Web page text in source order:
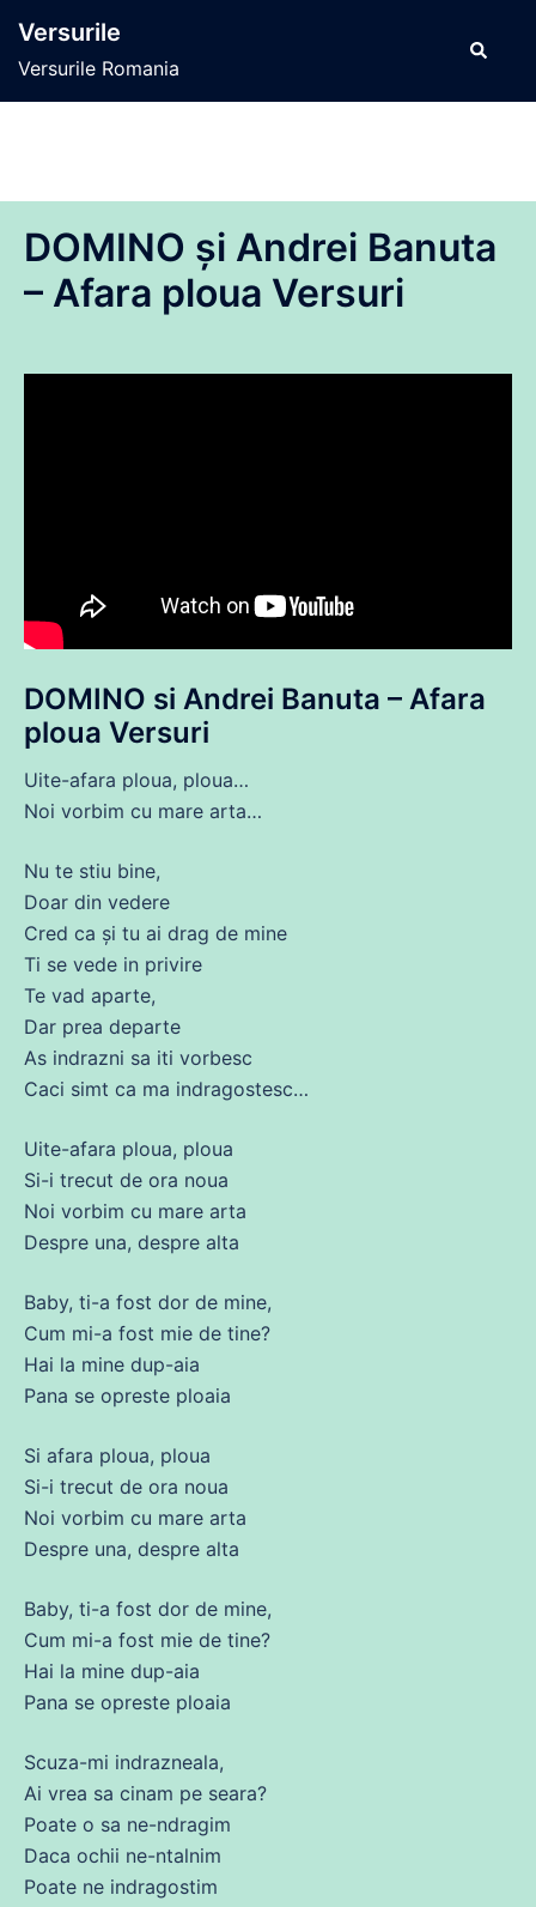
conținut
Versurile
Versurile Romania
Caută
DOMINO și Andrei Banuta
– Afara ploua Versuri
DOMINO si Andrei Banuta – Afara
ploua Versuri
Uite-afara ploua, ploua…
Noi vorbim cu mare arta…
Nu te stiu bine,
Doar din vedere
Cred ca și tu ai drag de mine
Ti se vede in privire
Te vad aparte,
Dar prea departe
As indrazni sa iti vorbesc
Caci simt ca ma indragostesc…
Uite-afara ploua, ploua
Si-i trecut de ora noua
Noi vorbim cu mare arta
Despre una, despre alta
Baby, ti-a fost dor de mine,
Cum mi-a fost mie de tine?
Hai la mine dup-aia
Pana se opreste ploaia
Si afara ploua, ploua
Si-i trecut de ora noua
Noi vorbim cu mare arta
Despre una, despre alta
Baby, ti-a fost dor de mine,
Cum mi-a fost mie de tine?
Hai la mine dup-aia
Pana se opreste ploaia
Scuza-mi indrazneala,
Ai vrea sa cinam pe seara?
Poate o sa ne-ndragim
Daca ochii ne-ntalnim
Poate ne indragostim